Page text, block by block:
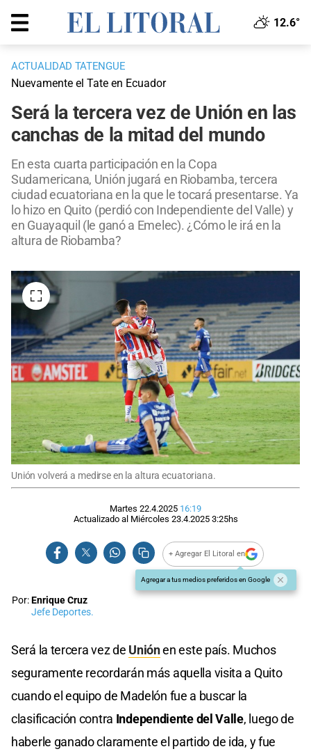
12.6°
ACTUALIDAD TATENGUE
Nuevamente el Tate en Ecuador
Será la tercera vez de Unión en las
canchas de la mitad del mundo
En esta cuarta participación en la Copa
Sudamericana, Unión jugará en Riobamba, tercera
ciudad ecuatoriana en la que le tocará presentarse. Ya
lo hizo en Quito (perdió con Independiente del Valle) y
en Guayaquil (le ganó a Emelec). ¿Cómo le irá en la
altura de Riobamba?
Unión volverá a medirse en la altura ecuatoriana.
Martes 22.4.2025 16:19
Actualizado al Miércoles 23.4.2025 3:25hs
+ Agregar El Litoral en
Agregar a tus medios preferidos en Google
Por:Enrique Cruz
Jefe Deportes.
Será la tercera vez de Uniónen este país. Muchos
seguramente recordarán más aquella visita a Quito
cuando el equipo de Madelón fue a buscar la
clasificación contra Independiente del Valle, luego de
haberle ganado claramente el partido de ida, y fue